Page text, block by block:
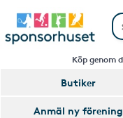
Köp genom
Butiker
Anmäl ny förening